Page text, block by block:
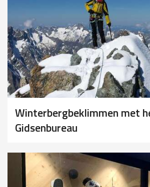
Winterbergbeklimmen met
Gidsenbureau